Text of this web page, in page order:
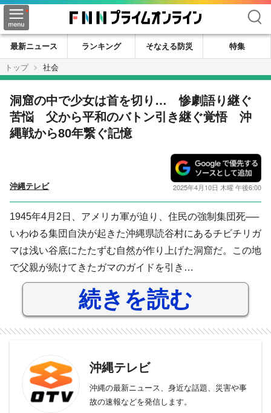
検索
最新ニュース ランキング そなえる防災
特集
トップ
社会
洞窟の中で少女は首を切り… 惨劇語り継ぐ
苦悩 父から平和のバトン引き継ぐ覚悟 沖
縄戦から80年繋ぐ記憶
沖縄テレビ 2025年4月10日 木曜 午後6:00
1945年4月2日、アメリカ軍が迫り、住民の強制集団死──
いわゆる集団自決が起きた沖縄県読谷村にあるチビチリガ
マは浅い谷底にたたずむ自然が作り上げた洞窟だ。この地
で父親が続けてきたガマのガイドを引き…
続きを読む
沖縄テレビ
沖縄の最新ニュース、身近な話題、災害や事
故の速報などを発信します。